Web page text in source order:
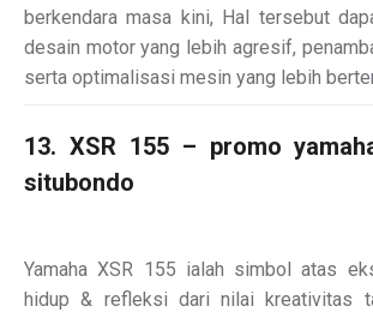
berkendara masa kini, Hal tersebut
desain motor yang lebih agresif,
serta optimalisasi mesin yang lebih
13. XSR 155 – promo
situbondo
Yamaha XSR 155 ialah simbol atas
hidup & refleksi dari nilai kreativitas